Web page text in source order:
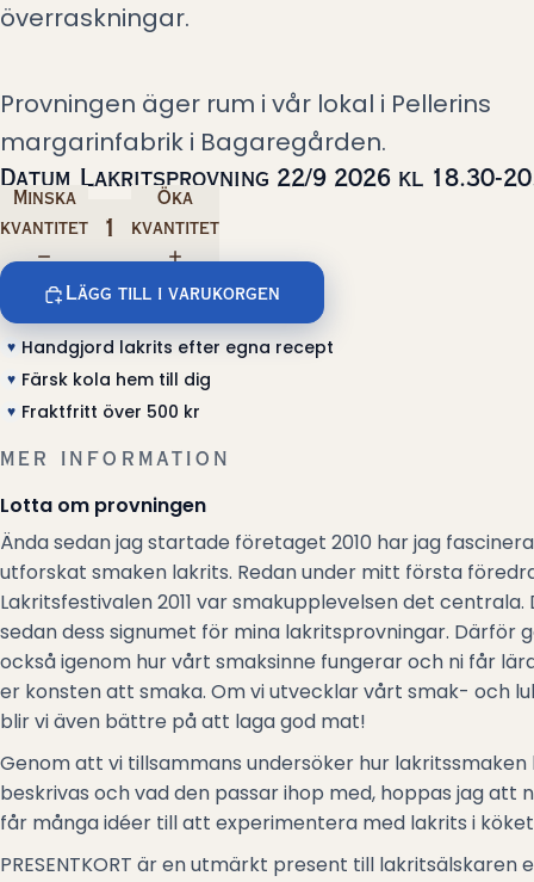
överraskningar.
Provningen äger rum i vår lokal i Pellerins
margarinfabrik i Bagaregården.
Datum Lakritsprovning 22/9 2026 kl 18.30-
Minska
kvantitet
Öka
kvantitet
Lägg till i varukorgen
♥ Handgjord lakrits efter egna recept
♥ Färsk kola hem till dig
♥ Fraktfritt över 500 kr
MER INFORMATION
Lotta om provningen
Ända sedan jag startade företaget 2010 har jag
utforskat smaken lakrits. Redan under mitt första
Lakritsfestivalen 2011 var smakupplevelsen det centrala.
sedan dess signumet för mina lakritsprovningar. Därför
också igenom hur vårt smaksinne fungerar och ni får
er konsten att smaka. Om vi utvecklar vårt smak- och
blir vi även bättre på att laga god mat!
Genom att vi tillsammans undersöker hur lakritssmaken
beskrivas och vad den passar ihop med, hoppas jag att
får många idéer till att experimentera med lakrits i
PRESENTKORT är en utmärkt present till lakritsälskaren